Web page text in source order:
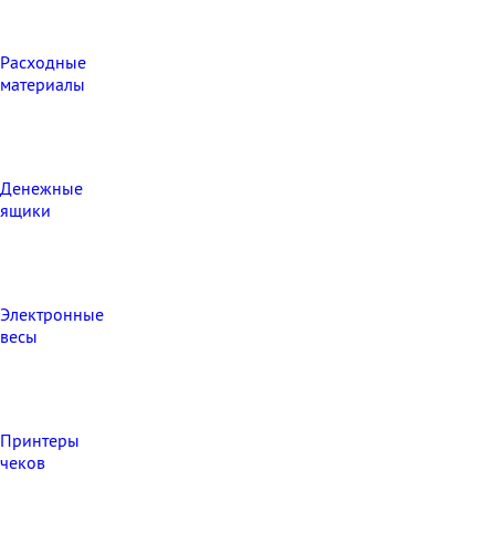
Расходные
материалы
Денежные
ящики
Электронные
весы
Принтеры
чеков